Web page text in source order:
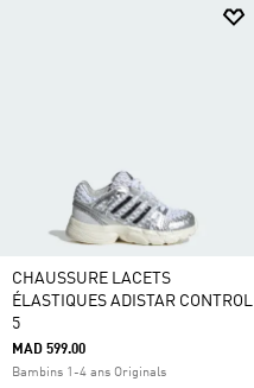
CHAUSSURE LACETS
ÉLASTIQUES ADISTAR CONTROL
5
MAD 599.00
Bambins 1-4 ans Originals